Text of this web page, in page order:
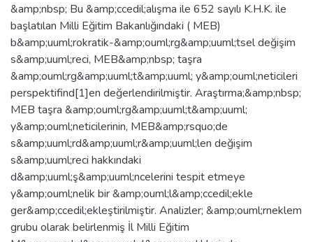
&amp;nbsp; Bu &amp;ccedil;alışma ile 652 sayılı K.H.K. ile
başlatılan Milli Eğitim Bakanlığındaki ( MEB)
b&amp;uuml;rokratik-&amp;ouml;rg&amp;uuml;tsel değişim
s&amp;uuml;reci, MEB&amp;nbsp; taşra
&amp;ouml;rg&amp;uuml;t&amp;uuml; y&amp;ouml;neticileri
perspektifind[1]en değerlendirilmiştir. Araştırma;&amp;nbsp;
MEB taşra &amp;ouml;rg&amp;uuml;t&amp;uuml;
y&amp;ouml;neticilerinin, MEB&amp;rsquo;de
s&amp;uuml;rd&amp;uuml;r&amp;uuml;len değişim
s&amp;uuml;reci hakkındaki
d&amp;uuml;ş&amp;uuml;ncelerini tespit etmeye
y&amp;ouml;nelik bir &amp;ouml;l&amp;ccedil;ekle
ger&amp;ccedil;ekleştirilmiştir. Analizler; &amp;ouml;rneklem
grubu olarak belirlenmiş İl Milli Eğitim